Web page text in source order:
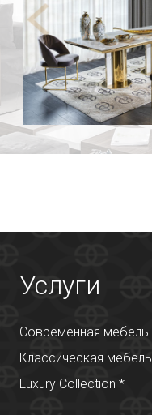
Услуги
Современная мебель
Классическая мебель
Luxury Collection *